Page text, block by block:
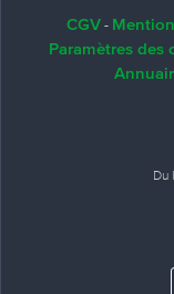
CGV -
Paramètres des
Du